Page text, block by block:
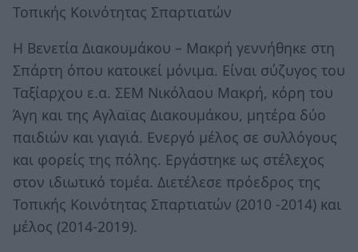
Τοπικής Κοινότητας Σπαρτιατών
H Bενετία Διακουμάκου – Μακρή γεννήθηκε στη
Σπάρτη όπου κατοικεί μόνιμα. Είναι σύζυγος του
Ταξίαρχου ε.α. ΣΕΜ Νικόλαου Μακρή, κόρη του
Άγη και της Αγλαϊας Διακουμάκου, μητέρα δύο
παιδιών και γιαγιά. Ενεργό μέλος σε συλλόγους
και φορείς της πόλης. Εργάστηκε ως στέλεχος
στον ιδιωτικό τομέα. Διετέλεσε πρόεδρος της
Τοπικής Κοινότητας Σπαρτιατών (2010 -2014) και
μέλος (2014-2019).